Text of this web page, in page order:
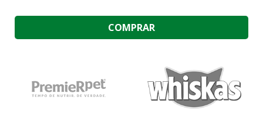
COMPRAR